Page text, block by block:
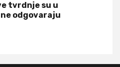
tvrdnje su u
odgovaraju